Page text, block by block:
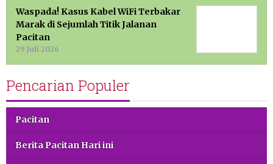
Waspada! Kasus Kabel WiFi Terbakar
Marak di Sejumlah Titik Jalanan
Pacitan
29 Juli 2026
Pencarian Populer
Pacitan
Berita Pacitan Hari ini